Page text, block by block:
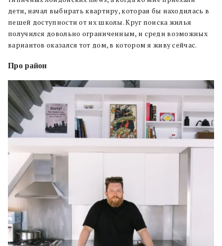
дети, начал выбирать квартиру, которая бы находилась в
пешей доступности от их школы. Круг поиска жилья
получился довольно ограниченным, и среди возможных
вариантов оказался тот дом, в котором я живу сейчас.
Про район